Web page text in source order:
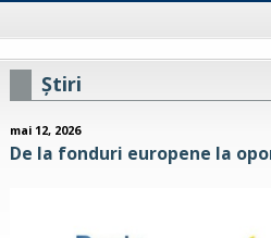
Ştiri
mai 12, 2026
De la fonduri europene la